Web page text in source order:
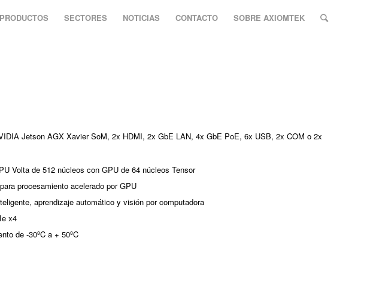
PRODUCTOS SECTORES NOTICIAS CONTACTO SOBRE AXIOMTEK
Jetson AGX Xavier SoM, 2x HDMI, 2x GbE LAN, 4x GbE PoE, 6x USB, 2x COM o 2x
Volta de 512 núcleos con GPU de 64 núcleos Tensor
procesamiento acelerado por GPU
aprendizaje automático y visión por computadora
x4
de -30ºC a + 50ºC